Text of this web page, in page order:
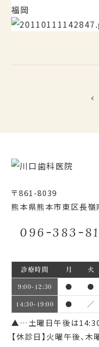
福岡
〒861-8039
熊本県熊本市東区長
096-383-
診療時間 月 火
9:00~12:30 ● ●
14:30~19:00 ● ／
▲…土曜日午後は
【休診日】火曜午後、木